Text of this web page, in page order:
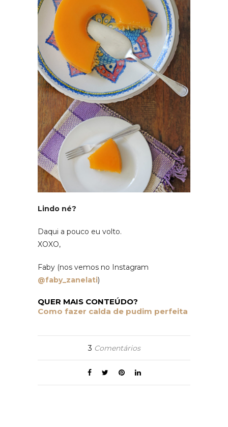
Lindo né?
Daqui a pouco eu volto.
XOXO,
Faby (nos vemos no Instagram
@faby_zanelati)
QUER MAIS CONTEÚDO?
Como fazer calda de pudim perfeita
3 Comentários